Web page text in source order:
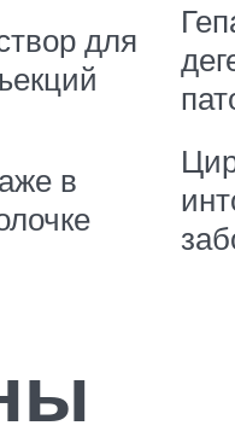
для
в